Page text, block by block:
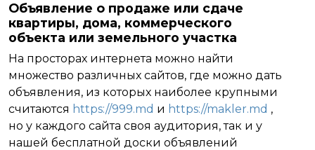
Oбъявление o продаже или сдаче
квартиры, домa, коммерческого
объекта или земельного участка
На просторах интернета можно найти
множество различных сайтов, где можно дать
объявления, из которых наиболее крупными
считаются https://999.md и https://makler.md ,
но у каждого сайта своя аудитория, так и у
нашей бесплатной доски объявлений